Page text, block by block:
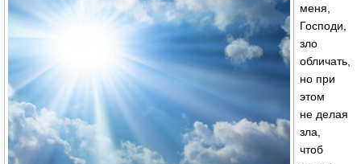
меня,
Господи,
зло
обличать,
но при
этом
не делая
зла,
чтоб